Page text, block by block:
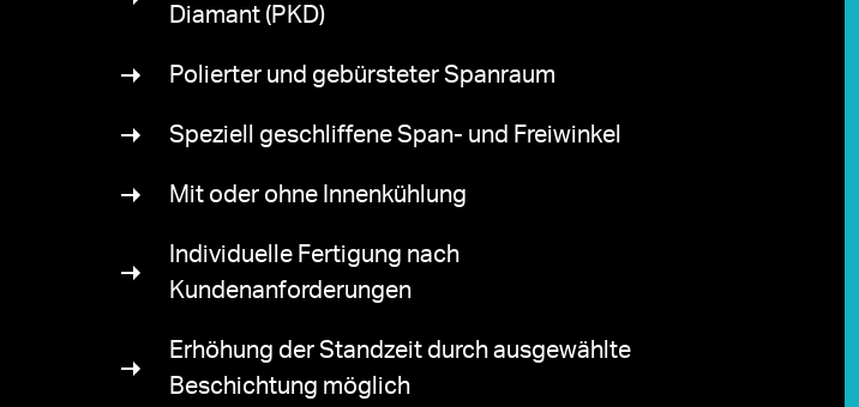
Diamant (PKD)
Polierter und gebürsteter Spanraum
Speziell geschliffene Span- und Freiwinkel
Mit oder ohne Innenkühlung
Individuelle Fertigung nach
Kundenanforderungen
Erhöhung der Standzeit durch ausgewählte
Beschichtung möglich